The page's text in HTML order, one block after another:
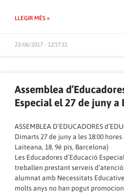
LLEGIR MÉS »
23/06/2017 - 12:17:31
Assemblea
Especial el 27 de juny a
ASSEMBLEA D’EDUCADORES
Dimarts 27 de juny a les 18:00
Laiteana, 18, 9è pis, Barcelona)
Les Educadores d’Educació
treballen prestant serveis
alumnat amb Necessitats
molts anys no han pogut